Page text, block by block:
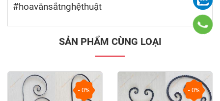
#hoavănsắtnghệthuật
SẢN PHẨM CÙNG LOẠI
- 0% - 0%